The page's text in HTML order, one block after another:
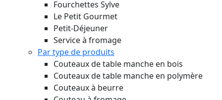
Fourchettes Sylve
Le Petit Gourmet
Petit-Déjeuner
Service à fromage
Par type de produits
Couteaux de table manche en bois
Couteaux de table manche en polymère
Couteaux à beurre